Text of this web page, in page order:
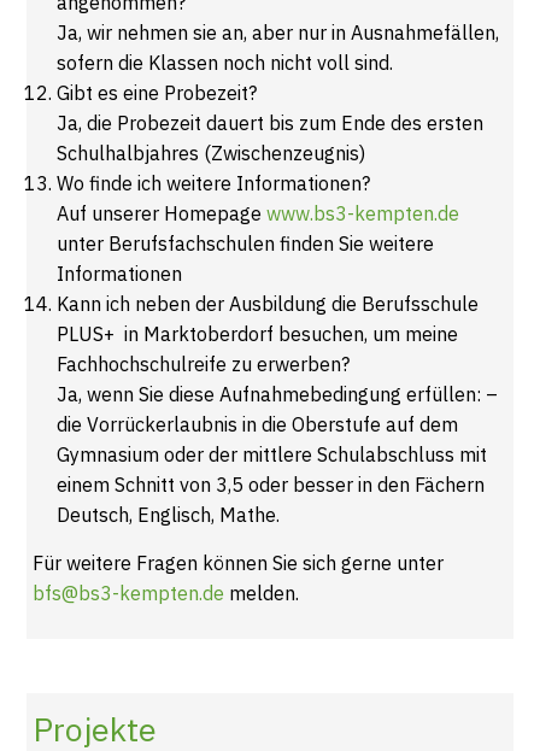
Ja, wir nehmen sie an, aber nur in Ausnahmefällen,
sofern die Klassen noch nicht voll sind.
Gibt es eine Probezeit?
Ja, die Probezeit dauert bis zum Ende des ersten
Schulhalbjahres (Zwischenzeugnis)
Wo finde ich weitere Informationen?
Auf unserer Homepagewww.bs3-kempten.de
unter Berufsfachschulen finden Sie weitere
Informationen
Kann ich neben der Ausbildung die Berufsschule
PLUS+ in Marktoberdorf besuchen, um meine
Fachhochschulreife zu erwerben?
Ja, wenn Sie diese Aufnahmebedingung erfüllen: –
die Vorrückerlaubnis in die Oberstufe auf dem
Gymnasium oder der mittlere Schulabschluss mit
einem Schnitt von 3,5 oder besser in den Fächern
Deutsch, Englisch, Mathe.
Für weitere Fragen können Sie sich gerne unter
bfs@bs3-kempten.de melden.
Projekte